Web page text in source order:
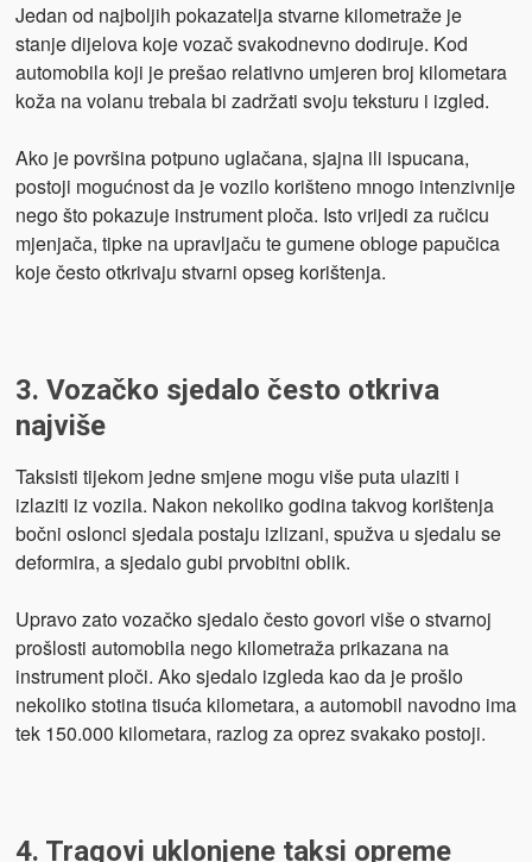
Jedan od najboljih pokazatelja stvarne kilometraže je
stanje dijelova koje vozač svakodnevno dodiruje. Kod
automobila koji je prešao relativno umjeren broj kilometara
koža na volanu trebala bi zadržati svoju teksturu i izgled.
Ako je površina potpuno uglačana, sjajna ili ispucana,
postoji mogućnost da je vozilo korišteno mnogo intenzivnije
nego što pokazuje instrument ploča. Isto vrijedi za ručicu
mjenjača, tipke na upravljaču te gumene obloge papučica
koje često otkrivaju stvarni opseg korištenja.
3. Vozačko sjedalo često otkriva
najviše
Taksisti tijekom jedne smjene mogu više puta ulaziti i
izlaziti iz vozila. Nakon nekoliko godina takvog korištenja
bočni oslonci sjedala postaju izlizani, spužva u sjedalu se
deformira, a sjedalo gubi prvobitni oblik.
Upravo zato vozačko sjedalo često govori više o stvarnoj
prošlosti automobila nego kilometraža prikazana na
instrument ploči. Ako sjedalo izgleda kao da je prošlo
nekoliko stotina tisuća kilometara, a automobil navodno ima
tek 150.000 kilometara, razlog za oprez svakako postoji.
4. Tragovi uklonjene taksi opreme